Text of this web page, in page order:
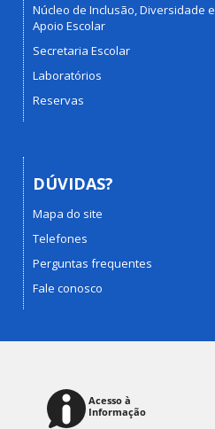
Núcleo de Inclusão, Diversidade e
Apoio Escolar
Secretaria Escolar
Laboratórios
Reservas
DÚVIDAS?
Mapa do site
Telefones
Perguntas frequentes
Fale conosco